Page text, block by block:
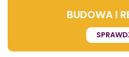
BUDOWA I